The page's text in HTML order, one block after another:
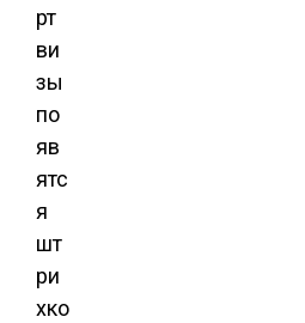
рт
ви
зы
по
яв
ятс
я
шт
ри
хко